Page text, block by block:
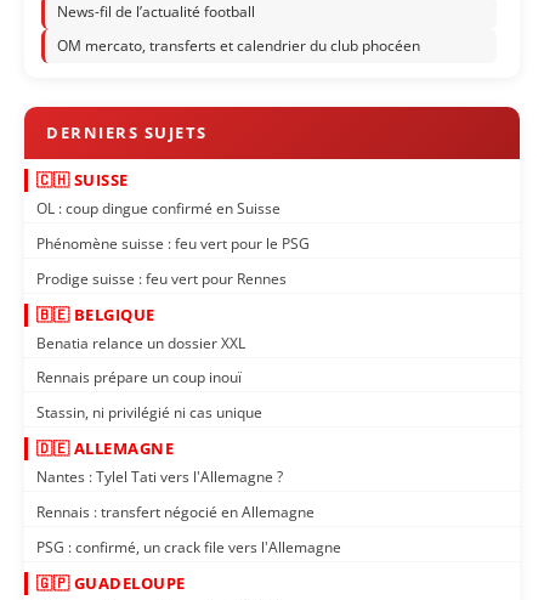
News-fil de l’actualité football
OM mercato, transferts et calendrier du club phocéen
🇨🇭 SUISSE
OL : coup dingue confirmé en Suisse
Phénomène suisse : feu vert pour le PSG
Prodige suisse : feu vert pour Rennes
🇧🇪 BELGIQUE
Benatia relance un dossier XXL
Rennais prépare un coup inouï
Stassin, ni privilégié ni cas unique
🇩🇪 ALLEMAGNE
Nantes : Tylel Tati vers l'Allemagne ?
Rennais : transfert négocié en Allemagne
PSG : confirmé, un crack file vers l'Allemagne
🇬🇵 GUADELOUPE